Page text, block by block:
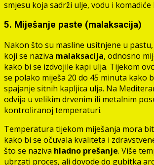
smjesu koja sadrži ulje, vodu i komadiće
5. Miješanje paste (malaksacija)
Nakon što su masline usitnjene u
koji se naziva malaksacija, odnosno
kako bi se izdvojile kapi ulja. Tijekom
se polako miješa 20 do 45 minuta kako
spajanje sitnih kapljica ulja. Na
odvija u velikim drvenim ili metalnim
kontroliranoj temperaturi.
Temperatura tijekom miješanja mora
kako bi se očuvala kvaliteta i
što se naziva hladno prešanje. Više
ubrzati proces, ali dovode do gubitka